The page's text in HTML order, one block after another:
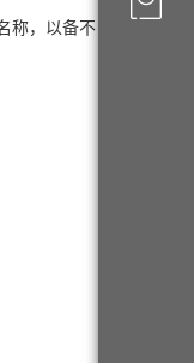
称，以备不